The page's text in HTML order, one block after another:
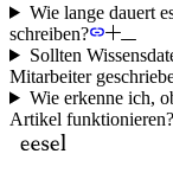
Wie lange dauert
schreiben?
Sollten
Mitarbeiter
Wie erkenne ich,
Artikel funktionieren?